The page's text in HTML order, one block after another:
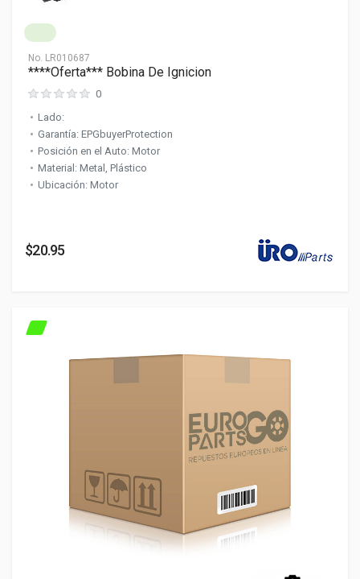
No. LR010687
****Oferta*** Bobina De Ignicion
0
Lado:
Garantía: EPGbuyerProtection
Posición en el Auto: Motor
Material: Metal, Plástico
Ubicación: Motor
$20.95